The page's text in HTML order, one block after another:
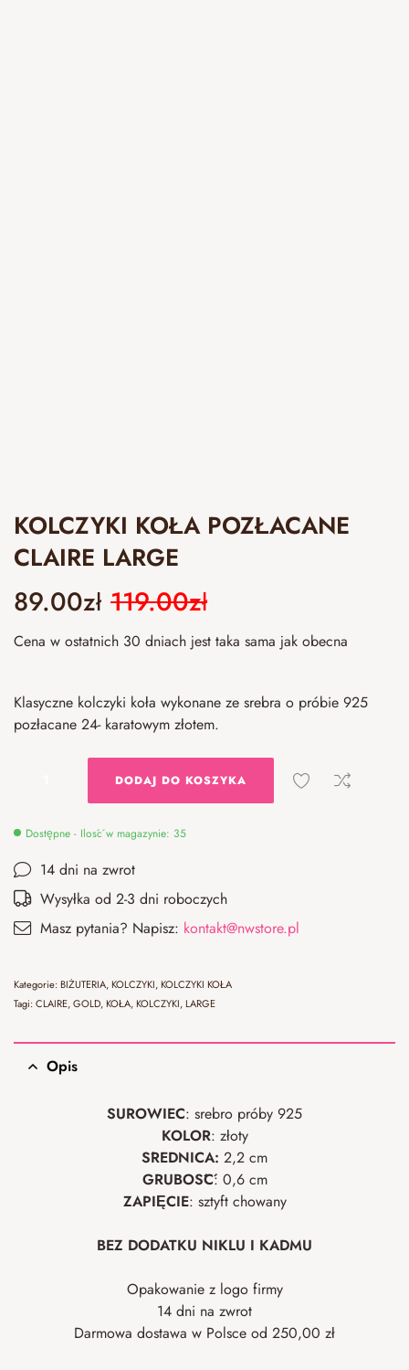
KOLCZYKI KOŁA POZŁACANE
CLAIRE LARGE
119.00zł
89.00zł
Cena w ostatnich 30 dniach jest taka sama jak obecna
Klasyczne kolczyki koła wykonane ze srebra o próbie 925
pozłacane 24- karatowym złotem.
DODAJ DO KOSZYKA
Dostępne - Ilość w magazynie: 35
14 dni na zwrot
Wysyłka od 2-3 dni roboczych
Masz pytania? Napisz: kontakt@nwstore.pl
Kategorie:BIŻUTERIA,KOLCZYKI,KOLCZYKI KOŁA
Tagi:CLAIRE,GOLD,KOŁA,KOLCZYKI,LARGE
Opis
SUROWIEC: srebro próby 925
KOLOR: złoty
ŚREDNICA: 2,2 cm
GRUBOŚĆ: 0,6 cm
ZAPIĘCIE: sztyft chowany
BEZ DODATKU NIKLU I KADMU
Opakowanie z logo firmy
14 dni na zwrot
Darmowa dostawa w Polsce od 250,00 zł